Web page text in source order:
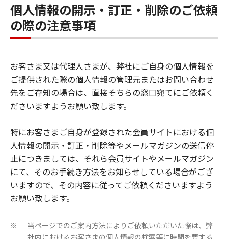
個人情報の開示・訂正・削除のご依頼
の際の注意事項
お客さま又は代理人さまが、弊社にご自身の個人情報を
ご提供された際の個人情報の管理元またはお問い合わせ
先をご存知の場合は、直接そちらの窓口宛てにご依頼く
ださいますようお願い致します。
特にお客さまご自身が登録された会員サイトにおける個
人情報の開示・訂正・削除等やメールマガジンの送信停
止につきましては、それら会員サイトやメールマガジン
にて、そのお手続き方法をお知らせしている場合がござ
いますので、その内容に従ってご依頼くださいますよう
お願い致します。
※
当ページでのご案内方法によりご依頼いただいた際は、弊
社内におけるお客さまの個人情報の検索等に時間を要する